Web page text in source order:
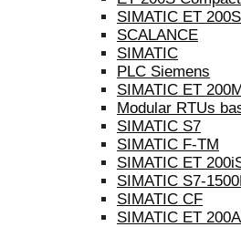
SIMATIC ET
SCALANCE
SIMATIC
PLC Siemens
SIMATIC ET
Modular RTUs
SIMATIC S7
SIMATIC F-TM
SIMATIC ET
SIMATIC S7-
SIMATIC CF
SIMATIC ET